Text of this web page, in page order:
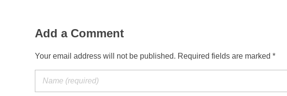
Add a Comment
Your email address will not be published. Required fields are marked *